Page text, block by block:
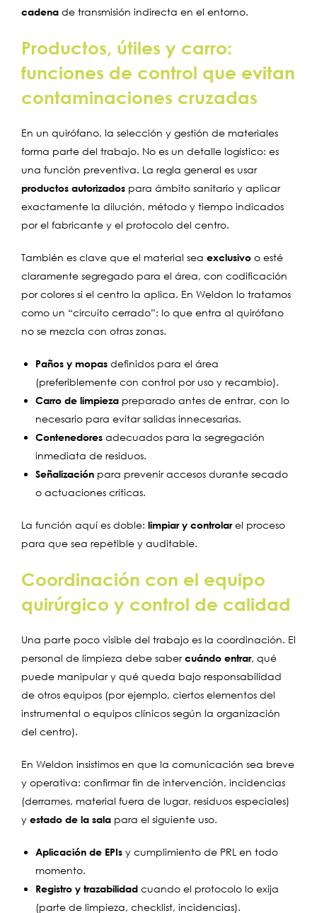
cadena de transmisión indirecta en el entorno.
Productos, útiles y carro:
funciones de control que evitan
contaminaciones cruzadas
En un quirófano, la selección y gestión de materiales
forma parte del trabajo. No es un detalle logístico: es
una función preventiva. La regla general es usar
productos autorizados para ámbito sanitario y aplicar
exactamente la dilución, método y tiempo indicados
por el fabricante y el protocolo del centro.
También es clave que el material sea exclusivo o esté
claramente segregado para el área, con codificación
por colores si el centro la aplica. En Weldon lo tratamos
como un “circuito cerrado”: lo que entra al quirófano
no se mezcla con otras zonas.
Paños y mopas definidos para el área
(preferiblemente con control por uso y recambio).
Carro de limpieza preparado antes de entrar, con lo
necesario para evitar salidas innecesarias.
Contenedores adecuados para la segregación
inmediata de residuos.
Señalización para prevenir accesos durante secado
o actuaciones críticas.
La función aquí es doble: limpiar y controlarel proceso
para que sea repetible y auditable.
Coordinación con el equipo
quirúrgico y control de calidad
Una parte poco visible del trabajo es la coordinación. El
personal de limpieza debe sabercuándo entrar, qué
puede manipular y qué queda bajo responsabilidad
de otros equipos (por ejemplo, ciertos elementos del
instrumental o equipos clínicos según la organización
del centro).
En Weldon insistimos en que la comunicación sea breve
y operativa: confirmar fin de intervención, incidencias
(derrames, material fuera de lugar, residuos especiales)
y estado de la sala para el siguiente uso.
Aplicación de EPIs y cumplimiento de PRL en todo
momento.
Registro y trazabilidad cuando el protocolo lo exija
(parte de limpieza, checklist, incidencias).